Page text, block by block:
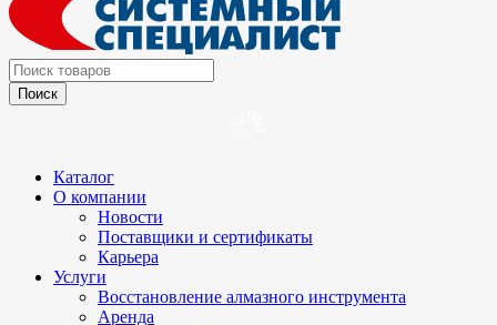
Каталог
О компании
Новости
Поставщики и сертификаты
Карьера
Услуги
Восстановление алмазного инструмента
Аренда